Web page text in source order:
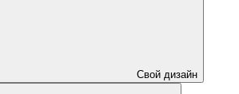
Свой дизайн